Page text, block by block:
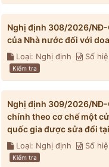
Nghị định 308/2026/NĐ-
của Nhà nước đối với
Loại: Nghị định Số
Kiểm tra
Nghị định 309/2026/NĐ-
chính theo cơ chế một
quốc gia được sửa đổi
Loại: Nghị định Số
Kiểm tra